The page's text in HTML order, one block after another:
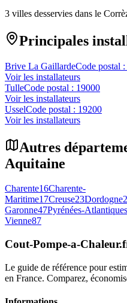
3 villes desservies dans le
Principales
Brive La GaillardeCode postal :
Voir les installateurs
TulleCode postal : 19000
Voir les installateurs
UsselCode postal : 19200
Voir les installateurs
Autres
Aquitaine
Charente16Charente-
Maritime17Creuse23Dordogne
Garonne47Pyrénées-Atlantiques
Vienne87
Cout-Pompe-a-Chaleur
Le guide de référence pour
en France. Comparez,